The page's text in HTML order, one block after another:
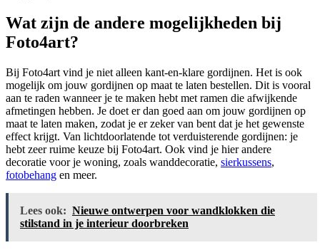
Wat zijn de andere mogelijkheden bij
Foto4art?
Bij Foto4art vind je niet alleen kant-en-klare gordijnen. Het is ook
mogelijk om jouw gordijnen op maat te laten bestellen. Dit is vooral
aan te raden wanneer je te maken hebt met ramen die afwijkende
afmetingen hebben. Je doet er dan goed aan om jouw gordijnen op
maat te laten maken, zodat je er zeker van bent dat je het gewenste
effect krijgt. Van lichtdoorlatende tot verduisterende gordijnen: je
hebt zeer ruime keuze bij Foto4art. Ook vind je hier andere
decoratie voor je woning, zoals wanddecoratie, sierkussens,
fotobehang en meer.
Lees ook: Nieuwe ontwerpen voor wandklokken die
stilstand in je interieur doorbreken